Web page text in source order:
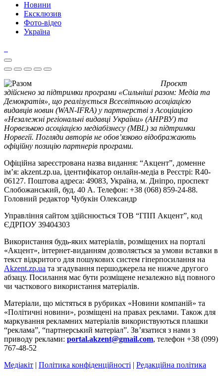
Новини
Ексклюзив
Фото-відео
Україна
Проєкт
здійснено за підтримки програми «Сильніші разом: Медіа та
Демократія», що реалізується Всесвітньою асоціацією
видавців новин (WAN-IFRA) у партнерстві з Асоціацією
«Незалежні регіональні видавці України» (АНРВУ) та
Норвезькою асоціацією медіабізнесу (MBL) за підтримки
Норвегії. Погляди авторів не обов’язково відображають
офіційну позицію партнерів програми.
Офіційна зареєстрована назва видання: “Акцент”, доменне
ім’я: akzent.zp.ua, ідентифікатор онлайн-медіа в Реєстрі: R40-
06127. Поштова адреса: 49083, Україна, м. Дніпро, проспект
Слобожанський, буд. 40 А. Телефон: +38 (068) 859-24-88.
Головний редактор Чубукін Олександр
Управління сайтом здійснюється ТОВ “ГПП Акцент”, код
ЄДРПОУ 39404303
Використання будь-яких матеріалів, розміщених на порталі
«Акцент», інтернет-виданням дозволяється за умови вставки в
текст відкритого для пошукових систем гіперпосилання на
Akzent.zp.ua та згадування першоджерела не нижче другого
абзацу. Посилання має бути розміщене незалежно від повного
чи часткового використання матеріалів.
Матеріали, що містяться в рубриках «Новини компаній» та
«Політичні новини», розміщені на правах реклами. Також для
маркування рекламних матеріалів використвуються плашки
“реклама”, “партнерський матеріал”. Зв’язатися з нами з
приводу реклами: portal.akzent@gmail.com, телефон +38 (099)
767-48-52
Медіакіт | Політика конфіденційності | Редакційна політика